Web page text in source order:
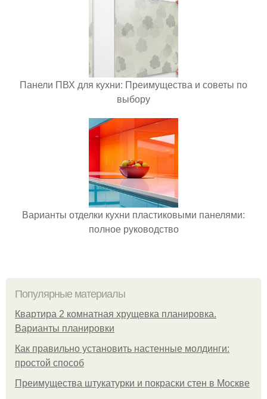
Панели ПВХ для кухни: Преимущества и советы по
выбору
Варианты отделки кухни пластиковыми панелями:
полное руководство
Популярные материалы
Квартира 2 комнатная хрущевка планировка.
Варианты планировки
Как правильно установить настенные молдинги:
простой способ
Преимущества штукатурки и покраски стен в Москве